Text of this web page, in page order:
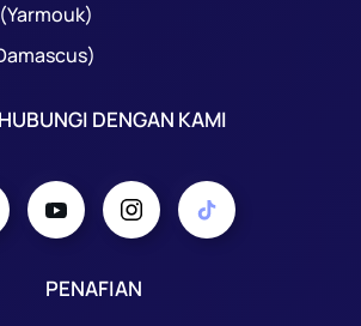
DENGAN KAMI
PENAFIAN